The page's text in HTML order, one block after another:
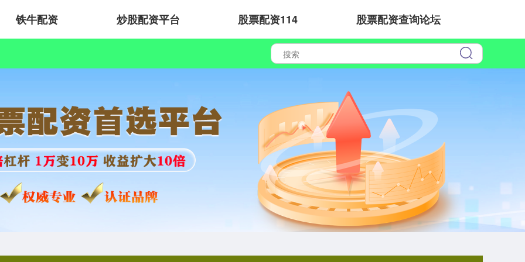
铁牛配资 炒股配资平台 股票配资114 股票配资查询论坛